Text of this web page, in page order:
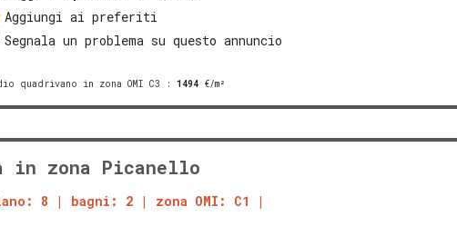
Aggiungi ai preferiti
Segnala un problema su questo annuncio
quadrivano in zona OMI C3 : 1494 €/m²
in zona Picanello
8 bagni: 2 zona OMI: C1